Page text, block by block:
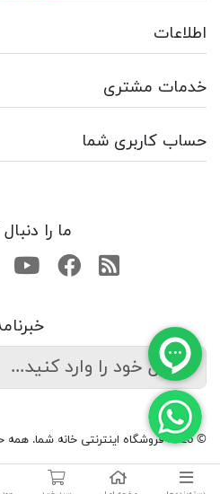
اطلاعات
خدمات مشتری
حساب کاربری شما
ما را
RSSفیسبوک
© 2026 فروشگاه اینترنتی خانه شما. همه حقوق محفوظ است.